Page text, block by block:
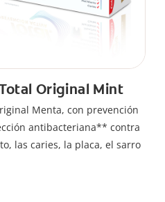
Original Mint
Menta, con prevención
antibacteriana** contra
las caries, la placa, el sarro